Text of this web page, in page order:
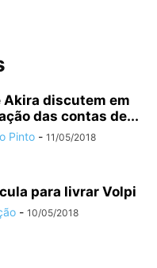
Akira discutem em
das contas de...
Pinto - 11/05/2018
para livrar Volpi
- 10/05/2018